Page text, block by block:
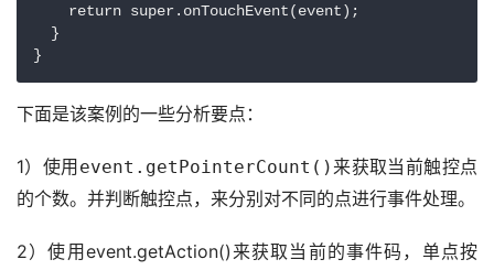
    return super.onTouchEvent(event);
  }
下面是该案例的一些分析要点：
1）使用 event.getPointerCount() 来获取当前触控点
的个数。并判断触控点，来分别对不同的点进行事件处理。
2）使用event.getAction()来获取当前的事件码，单点按